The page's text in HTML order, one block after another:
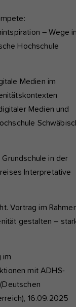
– Wege in
Hochschule
Medien im
Medien und
in der
Interpretative
Vortrag im
gestalten –
im
mit ADHS-
16.09.2025